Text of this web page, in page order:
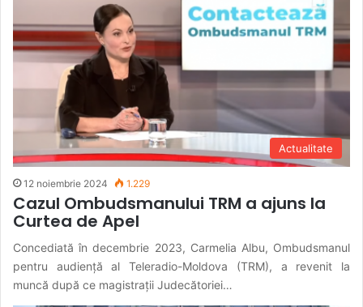
Actualitate
12 noiembrie 2024 1.229
Cazul Ombudsmanului TRM a ajuns la
Curtea de Apel
Concediată în decembrie 2023, Carmelia Albu, Ombudsmanul
pentru audiență al Teleradio-Moldova (TRM), a revenit la
muncă după ce magistrații Judecătoriei…